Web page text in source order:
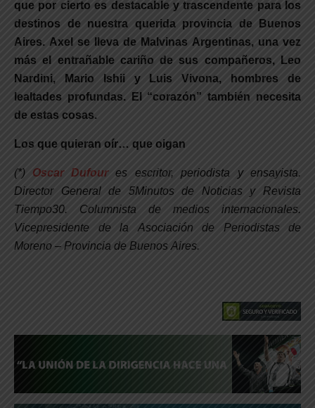
que por cierto es destacable y trascendente para los
destinos de nuestra querida provincia de Buenos
Aires. Axel se lleva de Malvinas Argentinas, una vez
más el entrañable cariño de sus compañeros, Leo
Nardini, Mario Ishii y Luis Vivona, hombres de
lealtades profundas. El “corazón” también necesita
de estas cosas.
Los que quieran oír… que oigan
(*) Oscar Dufour es escritor, periodista y ensayista.
Director General de 5Minutos de Noticias y Revista
Tiempo30. Columnista de medios internacionales.
Vicepresidente de la Asociación de Periodistas de
Moreno – Provincia de Buenos Aires.